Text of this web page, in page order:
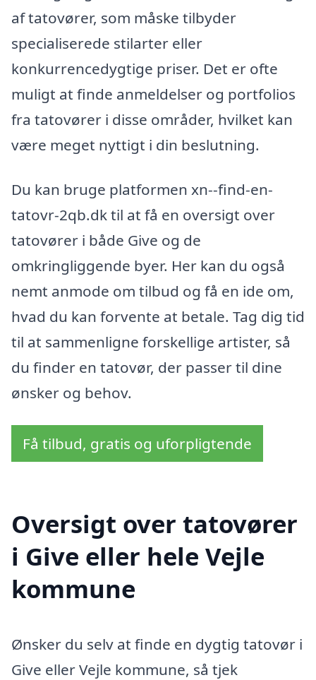
af tatovører, som måske tilbyder
specialiserede stilarter eller
konkurrencedygtige priser. Det er ofte
muligt at finde anmeldelser og portfolios
fra tatovører i disse områder, hvilket kan
være meget nyttigt i din beslutning.
Du kan bruge platformen xn--find-en-
tatovr-2qb.dk til at få en oversigt over
tatovører i både Give og de
omkringliggende byer. Her kan du også
nemt anmode om tilbud og få en ide om,
hvad du kan forvente at betale. Tag dig tid
til at sammenligne forskellige artister, så
du finder en tatovør, der passer til dine
ønsker og behov.
Få tilbud, gratis og uforpligtende
Oversigt over tatovører
i Give eller hele Vejle
kommune
Ønsker du selv at finde en dygtig tatovør i
Give eller Vejle kommune, så tjek